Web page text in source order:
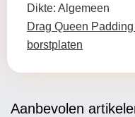
Dikte: Algemeen
Drag Queen
borstplaten
Aanbevolen